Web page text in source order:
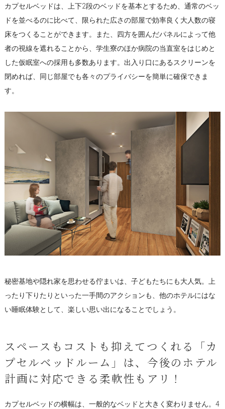
カプセルベッドは、上下2段のベッドを基本とするため、通常のベッ
ドを並べるのに比べて、限られた広さの部屋で効率良く大人数の寝
床をつくることができます。また、四方を囲んだパネルによって他
者の視線を遮れることから、学生寮のほか病院の当直室をはじめと
した仮眠室への採用も多数あります。出入り口にあるスクリーンを
閉めれば、同じ部屋でも各々のプライバシーを簡単に確保できま
す。
秘密基地や隠れ家を思わせる佇まいは、子どもたちにも大人気。上
ったり下りたりといった一手間のアクションも、他のホテルにはな
い睡眠体験として、楽しい思い出になることでしょう。
スペースもコストも抑えてつくれる「カ
プセルベッドルーム」は、今後のホテル
計画に対応できる柔軟性もアリ！
カプセルベッドの横幅は、一般的なベッドと大きく変わりません。4